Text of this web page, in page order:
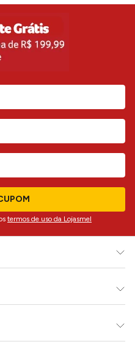
termos de uso da Lojasmel